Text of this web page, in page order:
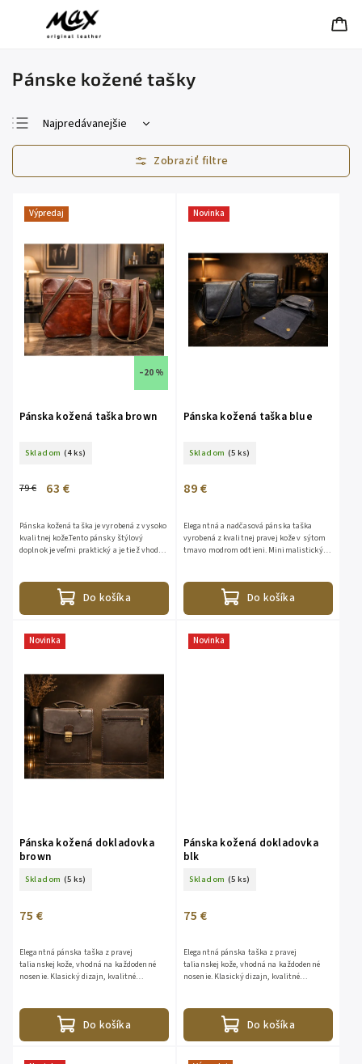
Pánske kožené tašky
Najpredávanejšie
Najlacnejšie
Najdrahšie
Výpredaj
–20 %
Pánska kožená taška brown
Skladom (4 ks)
79 € 63 €
Do košíka
Pánska kožená taška je vyrobená z vysoko
kvalitnej kože.Tento pánsky štýlový
doplnok je veľmi praktický a je tiež vhodný
Novinka
Pánska kožená taška blue
Skladom (5 ks)
89 €
Do košíka
Elegantná a nadčasová pánska taška
vyrobená z kvalitnej pravej kože v sýtom
tmavo modrom odtieni. Minimalistický
Novinka
Pánska kožená dokladovka
brown
Skladom (5 ks)
75 €
Do košíka
Elegantná pánska taška z pravej
talianskej kože, vhodná na každodenné
nosenie. Klasický dizajn, kvalitné
Novinka
Pánska kožená dokladovka
blk
Skladom (5 ks)
75 €
Do košíka
Elegantná pánska taška z pravej
talianskej kože, vhodná na každodenné
nosenie. Klasický dizajn, kvalitné